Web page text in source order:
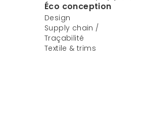
Éco conception
Design
Supply chain /
Traçabilité
Textile & trims